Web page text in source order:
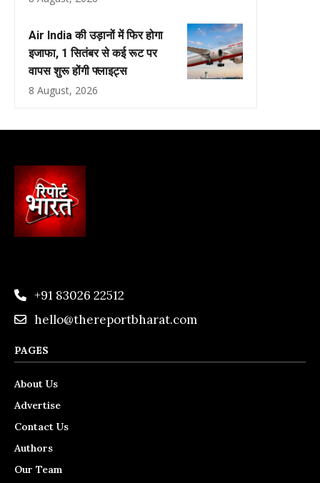
Air India की उड़ानों में फिर होगा
इजाफा, 1 सितंबर से कई रूट पर
वापस शुरू होंगी फ्लाइट्स
8 August, 2026
+91 83026 22512
hello@thereportbharat.com
PAGES
About Us
Advertise
Contact Us
Authors
Our Team